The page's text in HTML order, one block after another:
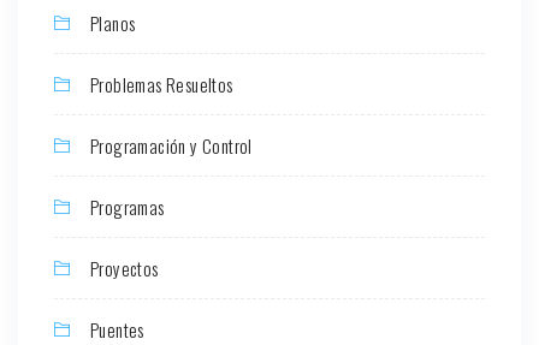
Planos
Problemas Resueltos
Programación y Control
Programas
Proyectos
Puentes